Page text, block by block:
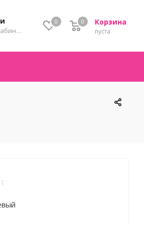
0 Корзина
0
пуста
0
Мой кабинет
: